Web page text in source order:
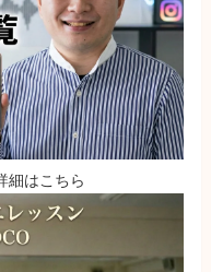
細はこちら